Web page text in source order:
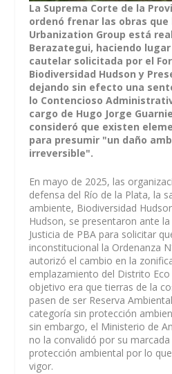
La Suprema Corte de la
ordenó frenar las obras que
Urbanization Group está
Berazategui, haciendo
cautelar solicitada por el
Biodiversidad Hudson y
dejando sin efecto una
lo Contencioso
cargo de Hugo Jorge
consideró que existen
para presumir "un daño
irreversible".
En mayo de 2025, las
defensa del Río de la Plata, la
ambiente, Biodiversidad
Hudson, se presentaron ante
Justicia de PBA para solicitar
inconstitucional la Ordenanza
autorizó el cambio en la
emplazamiento del Distrito
objetivo era que tierras de la
pasen de ser Reserva
categoría sin protección
sin embargo, el Ministerio de
no la convalidó por su
protección ambiental por lo
vigor.